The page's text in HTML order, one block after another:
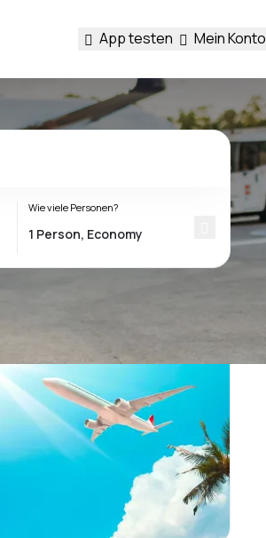
App testen Mein Konto
Wie viele Personen?